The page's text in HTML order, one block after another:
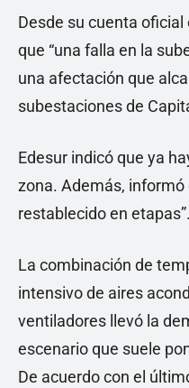
Desde su cuenta
que “una falla en la
una afectación que
subestaciones de
Edesur indicó que ya
zona. Además, informó
restablecido en etapas”.
La combinación de
intensivo de aires
ventiladores llevó la
escenario que suele
De acuerdo con el